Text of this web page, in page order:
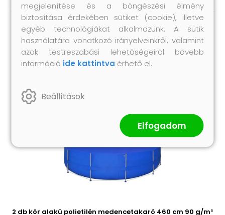
Hasonló termékek
2 db kör alakú polietilén medencetakaró 460 cm 90 g/m²
megjelenítése és a böngészési élmény
biztosítása érdekében sütiket (cookie), illetve
egyéb technológiákat alkalmazunk. A sütik
használatára vonatkozó irányelveinkről, valamint
azok testreszabási lehetőségeiről bővebb
információ ide kattintva érhető el.
Beállítások
Elfogadom